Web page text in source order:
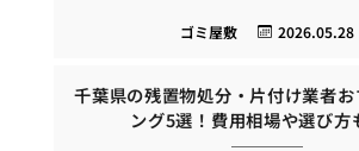
2026.05.28
ゴミ屋敷
千葉県の残置物処分・片付け業者
ング5選！費用相場や選び方